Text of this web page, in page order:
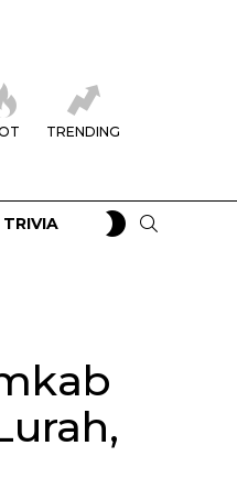
TRENDING
SWITCH
SKIN